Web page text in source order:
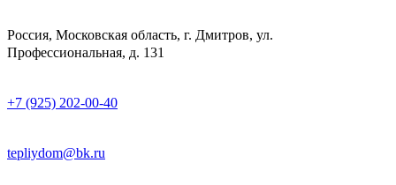
Россия, Московская область, г. Дмитров, ул.
Профессиональная, д. 131
+7 (925) 202-00-40
tepliydom@bk.ru